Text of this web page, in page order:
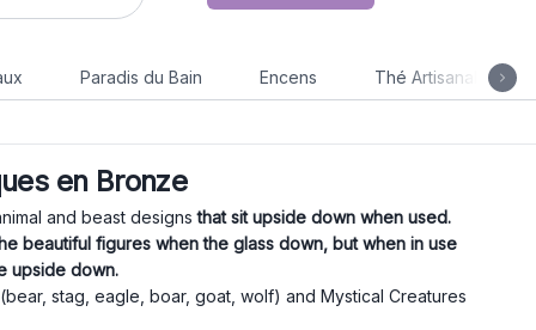
Paradis du Bain Encens Thé Artisanal
en Bronze
and beast designs that sit upside down when used.
beautiful figures when the glass down, but when in use
upside down.
stag, eagle, boar, goat, wolf) and Mystical Creatures